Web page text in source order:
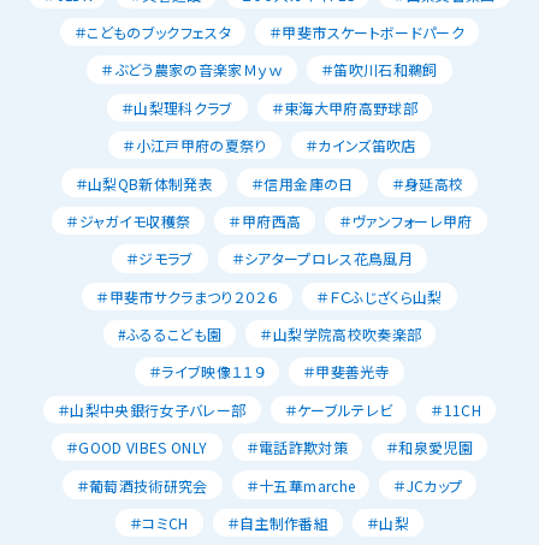
＃こどものブックフェスタ
＃甲斐市スケートボードパーク
＃ぶどう農家の音楽家Ｍｙｗ
＃笛吹川石和鵜飼
＃山梨理科クラブ
＃東海大甲府高野球部
＃小江戸甲府の夏祭り
＃カインズ笛吹店
＃山梨QB新体制発表
＃信用金庫の日
＃身延高校
＃ジャガイモ収穫祭
＃甲府西高
＃ヴァンフォーレ甲府
＃ジモラブ
＃シアタープロレス花鳥風月
＃甲斐市サクラまつり２０２６
＃ＦＣふじざくら山梨
#ふるるこども園
＃山梨学院高校吹奏楽部
＃ライブ映像１１９
＃甲斐善光寺
＃山梨中央銀行女子バレー部
＃ケーブルテレビ
＃11CH
＃GOOD VIBES ONLY
＃電話詐欺対策
＃和泉愛児園
＃葡萄酒技術研究会
＃十五華marche
＃JCカップ
＃コミCH
＃自主制作番組
＃山梨